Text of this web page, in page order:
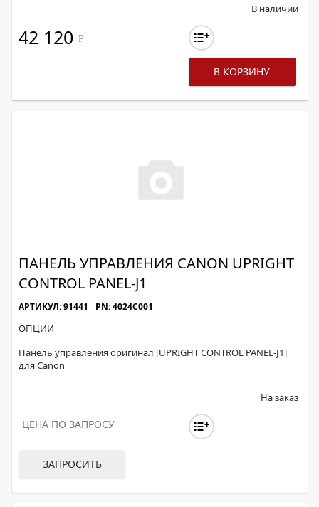
В наличии
42 120 Р
В КОРЗИНУ
ПАНЕЛЬ УПРАВЛЕНИЯ CANON UPRIGHT
CONTROL PANEL-J1
АРТИКУЛ: 91441 PN: 4024C001
ОПЦИИ
Панель управления оригинал [UPRIGHT CONTROL PANEL-J1]
для Canon
На заказ
ЦЕНА ПО ЗАПРОСУ
ЗАПРОСИТЬ